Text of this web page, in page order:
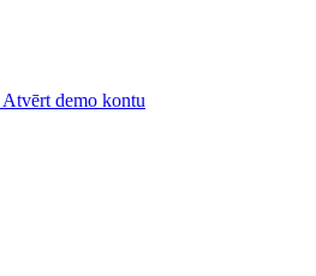
Atvērt demo kontu